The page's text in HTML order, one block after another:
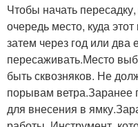
Чтобы начать
очередь место, куда
затем через год или два
пересаживать.Место
быть сквозняков. Не
порывам ветра.Заранее
для внесения в